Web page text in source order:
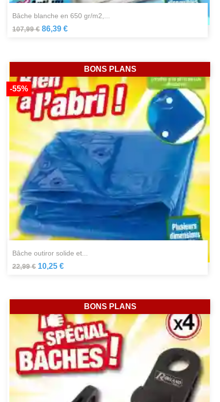
bâche blanche en 650 gr/m2,...
107,99 € 86,39 €
bâche outiror solide et...
22,99 €
-55%
10,25 €
BONS PLANS
BONS PLANS